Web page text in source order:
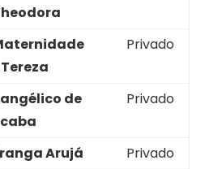
Privado
de
Privado
Arujá
Privado